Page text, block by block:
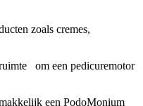
zoals cremes,
om een pedicuremotor
een PodoMonium